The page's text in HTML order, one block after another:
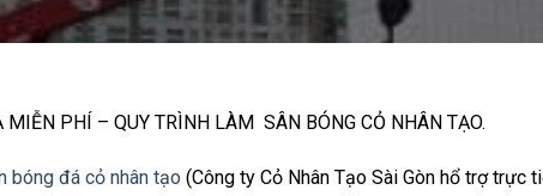
MIỄN PHÍ – QUY TRÌNH LÀM SÂN BÓNG CỎ NHÂN TẠO.
bóng đá cỏ nhân tạo (Công ty Cỏ Nhân Tạo Sài Gòn hổ trợ trực